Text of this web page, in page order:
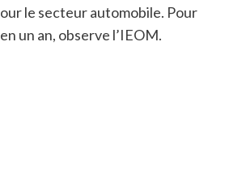
le secteur automobile. Pour
un an, observe l’IEOM.